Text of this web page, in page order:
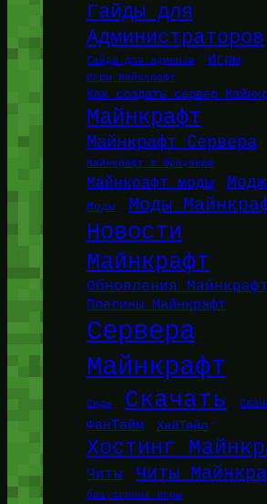
Гайды для
Администраторов
Гайды для админов Игры
Игры Майнкрафт
Как создать сервер
Майнкрафт
Майнкрафт Сервера
Майнкрафт в браузере
Майнкрафт моды
Моды Моды
Новости
Майнкрафт
Обновления Майнкрафт
Плагины Майнкрафт
Сервера
Майнкрафт
Сиды Скачать
ФанТайм ХайТейл
Хостинг
Читы Читы
браузерные игры